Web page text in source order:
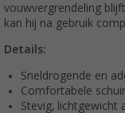
vouwvergrendeling
kan hij na gebruik
Details:
Sneldrogende en
Comfortabele
Stevig, lichtgewicht